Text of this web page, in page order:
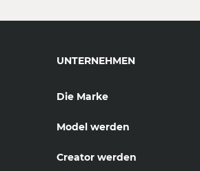
UNTERNEHMEN
Die Marke
Model werden
Creator werden